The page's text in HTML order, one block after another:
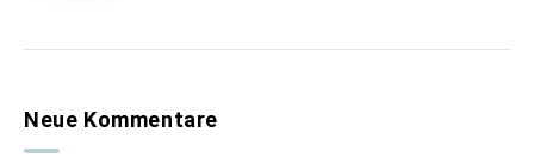
Neue Kommentare